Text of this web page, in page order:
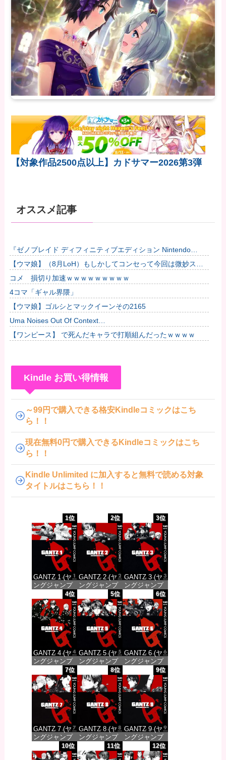
【対象作品2500点以上】カドサマー2026第3弾
オススメ記事
『ゼノブレイド ディフィニティブエディション Nintendo
Switch 2 Edition』3,713 本他
【ウマ娘】（8月LoH）もしかしてコンセって今回は微妙スキ
ルだったりするか？他
コメ 損切り加速ｗｗｗｗｗｗｗｗｗ
4コマ「ギャル界隈」
【ウマ娘】ゴルシとマックイーンその2165
Uma Noises Out Of Context…
【ワンピース】 で死んだキャラで打順組んだったｗｗｗｗ
Kindle お買い得情報
～99円で購入できる格安Kindleコミックはこち
ら！！
現在無料0円で購入できるKindleコミックはこち
ら！！
Kindle Unlimited に加入すると無料で読める対象
タイトルはこちら！！
1位
GANTZ 1 (ヤ
ングジャンプ
コミックス
DIGITAL)
価格：¥100
2位
GANTZ 2 (ヤ
ングジャンプ
コミックス
DIGITAL)
価格：¥100
3位
GANTZ 3 (ヤ
ングジャンプ
コミックス
DIGITAL)
価格：¥100
4位
GANTZ 4 (ヤ
ングジャンプ
コミックス
DIGITAL)
価格：¥100
5位
GANTZ 5 (ヤ
ングジャンプ
コミックス
DIGITAL)
価格：¥100
6位
GANTZ 6 (ヤ
ングジャンプ
コミックス
DIGITAL)
価格：¥100
7位
GANTZ 7 (ヤ
ングジャンプ
コミックス
DIGITAL)
8位
GANTZ 8 (ヤ
ングジャンプ
コミックス
DIGITAL)
9位
GANTZ 9 (ヤ
ングジャンプ
コミックス
DIGITAL)
10位 11位 12位